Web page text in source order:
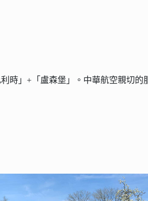
時」+「盧森堡」。中華航空親切的